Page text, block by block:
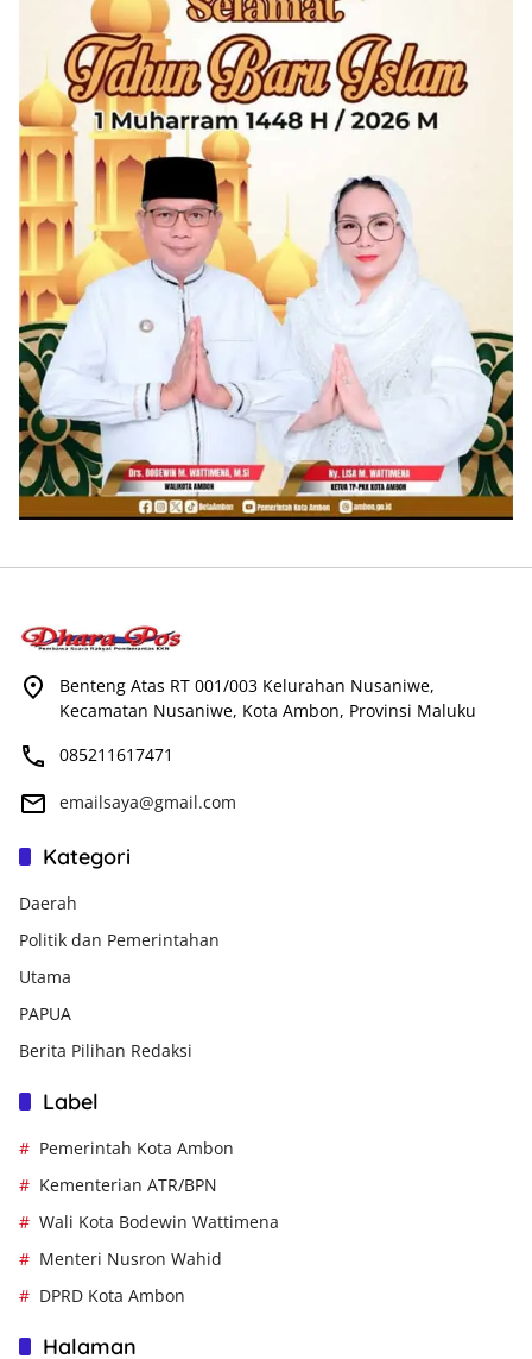
Benteng Atas RT 001/003 Kelurahan Nusaniwe,
Kecamatan Nusaniwe, Kota Ambon, Provinsi Maluku
085211617471
emailsaya@gmail.com
Kategori
Daerah
Politik dan Pemerintahan
Utama
PAPUA
Berita Pilihan Redaksi
Label
Pemerintah Kota Ambon
Kementerian ATR/BPN
Wali Kota Bodewin Wattimena
Menteri Nusron Wahid
DPRD Kota Ambon
Halaman